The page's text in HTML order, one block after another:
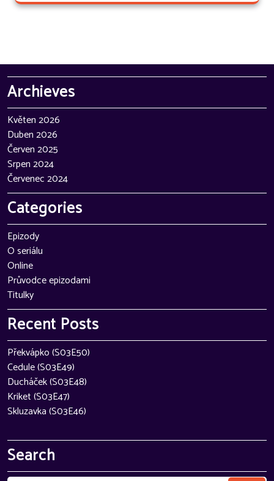
Archieves
Květen 2026
Duben 2026
Červen 2025
Srpen 2024
Červenec 2024
Categories
Epizody
O seriálu
Online
Průvodce epizodami
Titulky
Recent Posts
Překvápko (S03E50)
Cedule (S03E49)
Ducháček (S03E48)
Kriket (S03E47)
Skluzavka (S03E46)
Search